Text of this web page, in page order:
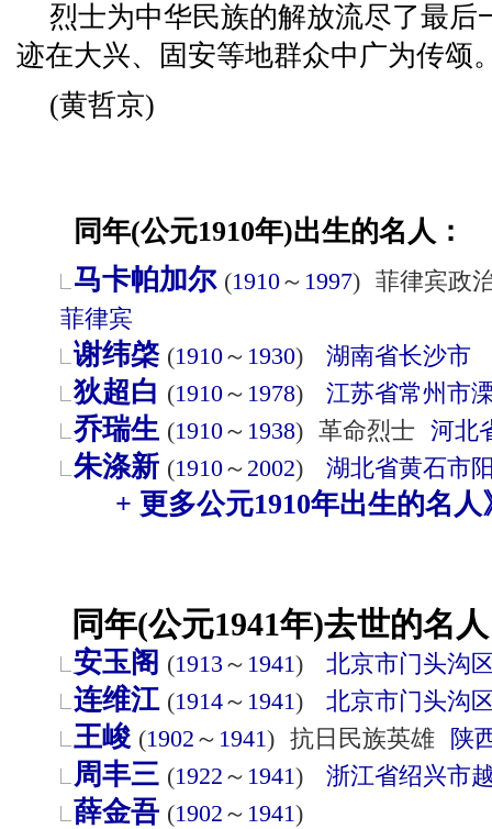
烈士为中华民族的解放流尽了最后
迹在大兴、固安等地群众中广为传颂
(黄哲京)
同年(公元1910年)出生的名人：
马卡帕加尔 (1910～ 1997) 菲律宾政
菲律宾
谢纬棨 (1910～ 1930) 湖南省长沙市
狄超白 (1910～ 1978) 江苏省常州市
乔瑞生 (1910～ 1938) 革命烈士 河北
朱涤新 (1910～ 2002) 湖北省黄石市
+ 更多公元1910年出生的名人
同年(公元1941年)去世的名
安玉阁 (1913 ～ 1941) 北京市门头沟
连维江 (1914～ 1941) 北京市门头沟
王峻 (1902 ～ 1941) 抗日民族英雄 陕
周丰三 (1922 ～ 1941) 浙江省绍兴市
薛金吾 (1902 ～ 1941)